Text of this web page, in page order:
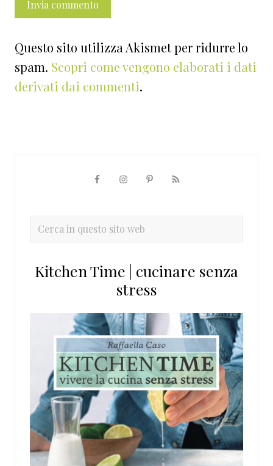
Questo sito utilizza Akismet per ridurre lo
spam. Scopri come vengono elaborati i dati
derivati dai commenti.
primaria
Cerca
sito
Kitchen Time | cucinare senza
stress